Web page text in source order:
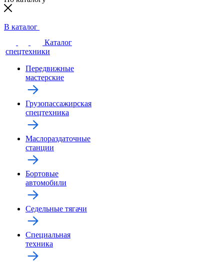
В каталог
Каталог
спецтехники
Передвижные
мастерские
Грузопассажирская
спецтехника
Маслораздаточные
станции
Бортовые
автомобили
Седельные тягачи
Специальная
техника